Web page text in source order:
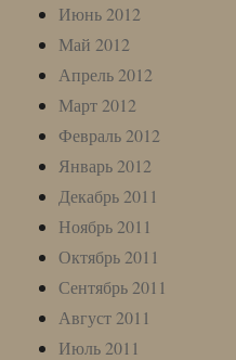
Июнь 2012
Май 2012
Апрель 2012
Март 2012
Февраль 2012
Январь 2012
Декабрь 2011
Ноябрь 2011
Октябрь 2011
Сентябрь 2011
Август 2011
Июль 2011